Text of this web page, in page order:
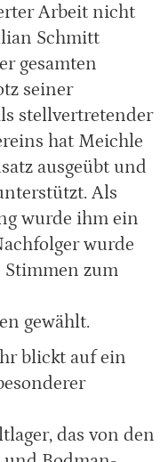
Arbeit nicht
Schmitt
gesamten
seiner
stellvertretender
hat Meichle
ausgeübt und
Als
wurde ihm ein
wurde
zum
gewählt.
blickt auf ein
das von den